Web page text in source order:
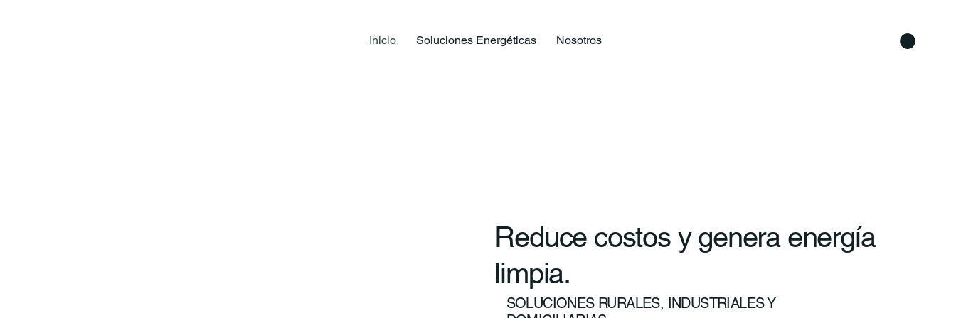
Inicio Soluciones Energéticas Nosotros
Reduce costos y genera energía
limpia.
SOLUCIONES RURALES, INDUSTRIALES Y